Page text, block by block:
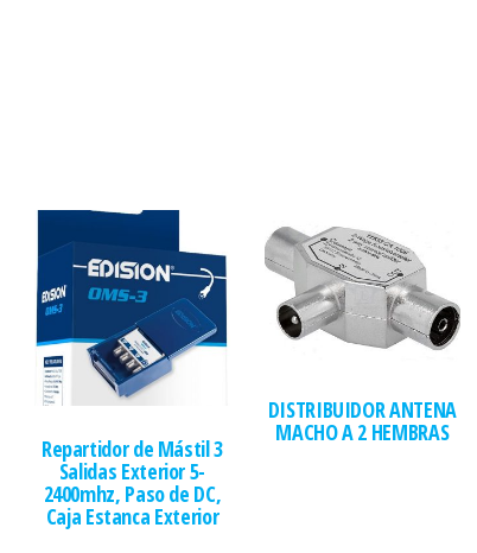
Repartidor de Mástil 3
Salidas Exterior 5-
2400mhz, Paso de DC,
Caja Estanca Exterior
DISTRIBUIDOR ANTENA
MACHO A 2 HEMBRAS